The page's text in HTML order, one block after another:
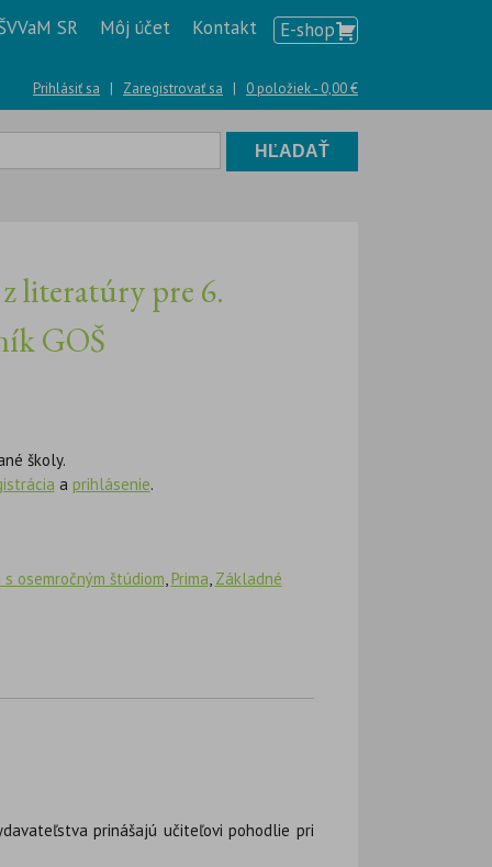
SR Môj účet Kontakt E-shop
Prihlásiť sa | Zaregistrovať sa | 0 položiek - 0,00€
literatúry pre 6.
GOŠ
školy.
a prihlásenie.
s osemročným štúdiom,Prima, Základné
prinášajú učiteľovi pohodlie pri